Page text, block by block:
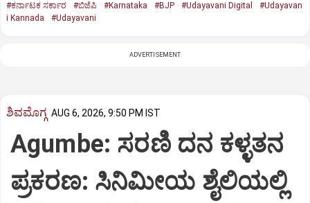
#ಕರ್ನಾಟಕ ಸರ್ಕಾರ #ಬಿಜೆಪಿ #Karnataka #BJP #Udayavani Digital
#Udayavan
i Kannada
#Udayavani
ADVERTISEMENT
ಶಿವಮೊಗ್ಗ AUG 6, 2026, 9:50 PM IST
Agumbe: ಸರಣಿ ದನ ಕಳ್ಳತನ
ಪ್ರಕರಣ: ಸಿನಿಮೀಯ ಶೈಲಿಯಲ್ಲಿ